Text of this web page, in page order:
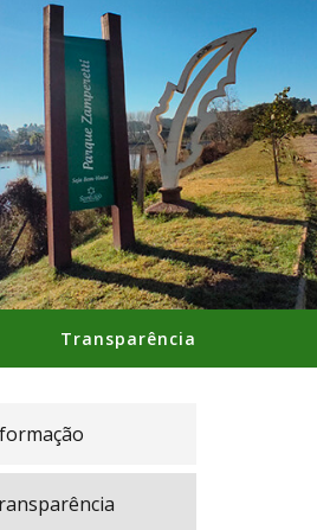
Transparência